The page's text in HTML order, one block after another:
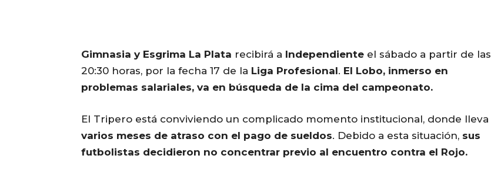
Gimnasia y Esgrima La Plata recibirá a Independiente el sábado a partir de las
20:30 horas, por la fecha 17 de la Liga Profesional. El Lobo, inmerso en
problemas salariales, va en búsqueda de la cima del campeonato.
El Tripero está conviviendo un complicado momento institucional, donde lleva
varios meses de atraso con el pago de sueldos. Debido a esta situación, sus
futbolistas decidieron no concentrar previo al encuentro contra el Rojo.